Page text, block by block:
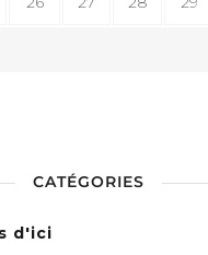
CATÉGORIES
d'ici